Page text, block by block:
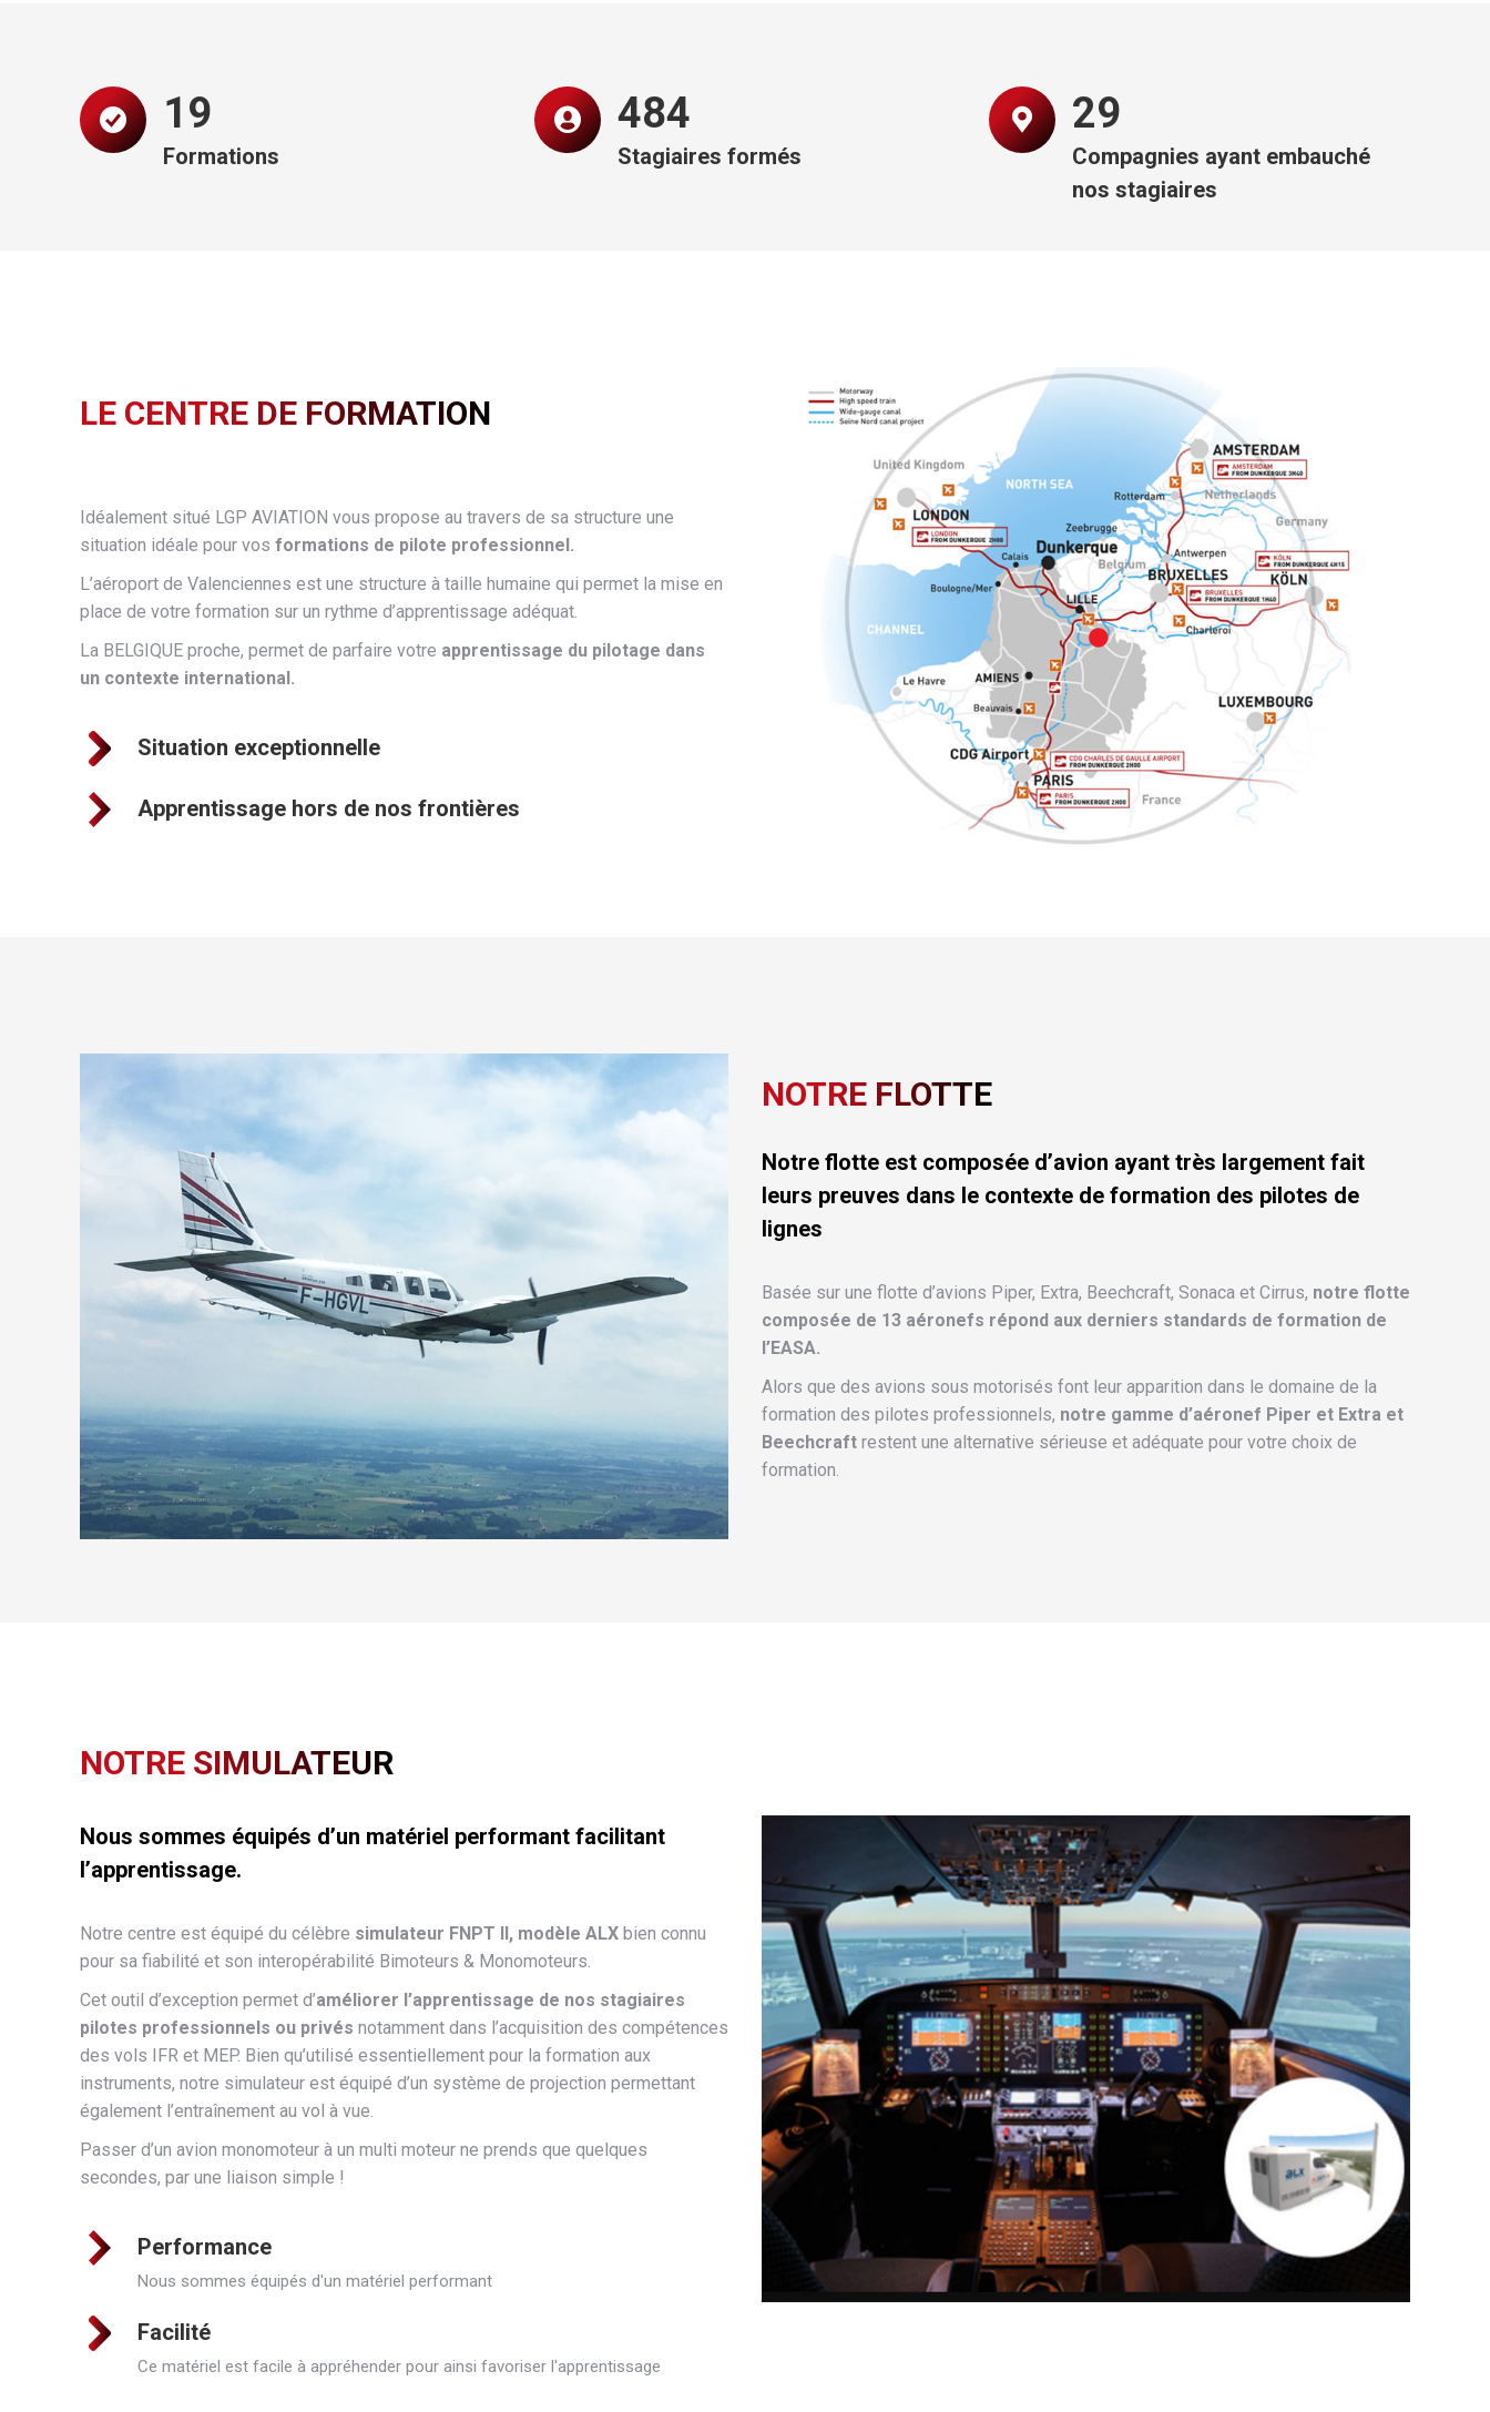
20
Formations
499
Stagiaires formés
30
Compagnies ayant embauché
nos stagiaires
LE CENTRE DE FORMATION
Idéalement situé LGP AVIATION vous propose au travers de sa structure une
situation idéale pour vos formations de pilote professionnel.
L’aéroport de Valenciennes est une structure à taille humaine qui permet la mise en
place de votre formation sur un rythme d’apprentissage adéquat.
La BELGIQUE proche, permet de parfaire votre apprentissage du pilotage dans
un contexte international.
Situation exceptionnelle
Apprentissage hors de nos frontières
NOTRE FLOTTE
Notre flotte est composée d’avion ayant très largement fait
leurs preuves dans le contexte de formation des pilotes de
lignes
Basée sur une flotte d’avions Piper, Extra, Beechcraft, Sonaca et Cirrus, notre flotte
composée de 13 aéronefs répond aux derniers standards de formation de
l’EASA.
Alors que des avions sous motorisés font leur apparition dans le domaine de la
formation des pilotes professionnels, notre gamme d’aéronef Piper et Extra et
Beechcraft restent une alternative sérieuse et adéquate pour votre choix de
formation.
NOTRE SIMULATEUR
Nous sommes équipés d’un matériel performant facilitant
l’apprentissage.
Notre centre est équipé du célèbre simulateur FNPT II, modèle ALX bien connu
pour sa fiabilité et son interopérabilité Bimoteurs & Monomoteurs.
Cet outil d’exception permet d’améliorer l’apprentissage de nos stagiaires
pilotes professionnels ou privés notamment dans l’acquisition des compétences
des vols IFR et MEP. Bien qu’utilisé essentiellement pour la formation aux
instruments, notre simulateur est équipé d’un système de projection permettant
également l’entraînement au vol à vue.
Passer d’un avion monomoteur à un multi moteur ne prends que quelques
secondes, par une liaison simple !
Performance
Nous sommes équipés d'un matériel performant
Facilité
Ce matériel est facile à appréhender pour ainsi favoriser l'apprentissage